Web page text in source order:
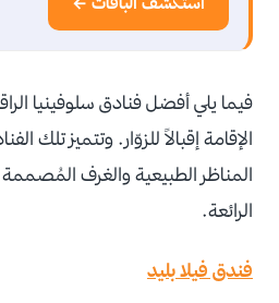
فيما يلي أفضل فنادق سلوفينيا
الإقامة إقبالاً للزوّار. وتتميز تلك
المناظر الطبيعية والغرف المُصممة
الرائعة.
فندق فيلا بليد